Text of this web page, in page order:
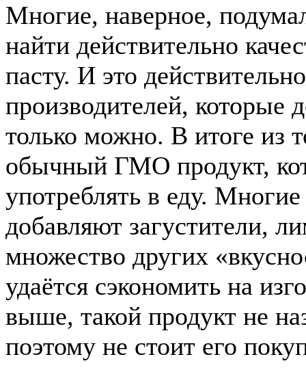
Многие, наверное,
найти действительно
пасту. И это
производителей, которые
только можно. В итоге из
обычный ГМО продукт,
употреблять в еду.
добавляют загустители,
множество других
удаётся сэкономить на
выше, такой продукт не
поэтому не стоит его